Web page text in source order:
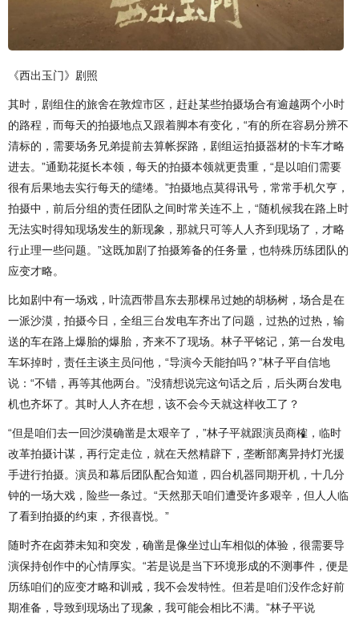
《西出玉门》剧照
其时，剧组住的旅舍在敦煌市区，赶赴某些拍摄场合有逾越两个小时
的路程，而每天的拍摄地点又跟着脚本有变化，“有的所在容易分辨不
清标的，需要场务兄弟提前去算帐探路，剧组运拍摄器材的卡车才略
进去。”通勤花挺长本领，每天的拍摄本领就更贵重，“是以咱们需要
很有后果地去实行每天的缱绻。”拍摄地点莫得讯号，常常手机欠亨，
拍摄中，前后分组的责任团队之间时常关连不上，“随机候我在路上时
无法实时得知现场发生的新现象，那就只可等人人齐到现场了，才略
行止理一些问题。”这既加剧了拍摄筹备的任务量，也特殊历练团队的
应变才略。
比如剧中有一场戏，叶流西带昌东去那棵吊过她的胡杨树，场合是在
一派沙漠，拍摄今日，全组三台发电车齐出了问题，过热的过热，输
送的车在路上爆胎的爆胎，齐来不了现场。林子平铭记，第一台发电
车坏掉时，责任主谈主员问他，“导演今天能拍吗？”林子平自信地
说：“不错，再等其他两台。”没猜想说完这句话之后，后头两台发电
机也齐坏了。其时人人齐在想，该不会今天就这样收工了？
“但是咱们去一回沙漠确凿是太艰辛了，”林子平就跟演员商榷，临时
改革拍摄计谋，再行定走位，就在天然精辟下，垄断部离异持灯光援
手进行拍摄。演员和幕后团队配合知道，四台机器同期开机，十几分
钟的一场大戏，险些一条过。“天然那天咱们遭受许多艰辛，但人人临
了看到拍摄的约束，齐很喜悦。”
随时齐在卤莽未知和突发，确凿是像坐过山车相似的体验，很需要导
演保持创作中的心情厚实。“若是说是当下环境形成的不测事件，便是
历练咱们的应变才略和训戒，我不会发特性。但若是咱们没作念好前
期准备，导致到现场出了现象，我可能会相比不满。”林子平说